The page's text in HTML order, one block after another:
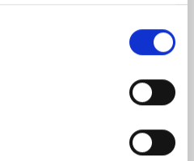
canalisation 10 m
0,799kg